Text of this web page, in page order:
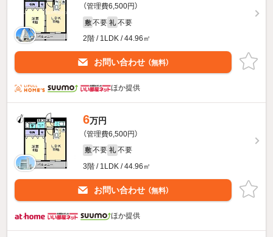
（管理費6,500円）
敷 不要 礼 不要
2階 / 1LDK / 44.96㎡
お問い合わせ （無料）
ほか提供
6万円
（管理費6,500円）
敷 不要 礼 不要
3階 / 1LDK / 44.96㎡
お問い合わせ （無料）
ほか提供